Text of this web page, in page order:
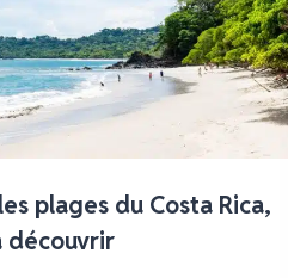
plages du Costa Rica,
découvrir